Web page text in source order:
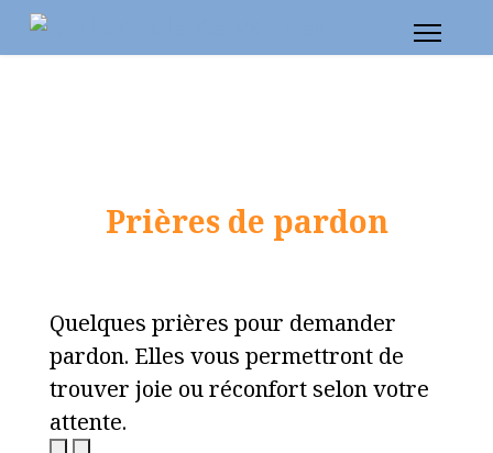
Prières de pardon
Quelques prières pour demander
pardon. Elles vous permettront de
trouver joie ou réconfort selon votre
attente.